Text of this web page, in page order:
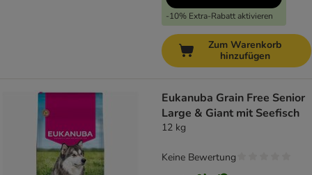
-10% Extra-Rabatt aktivieren
Zum Warenkorb
hinzufügen
Eukanuba Grain Free Senior
Large & Giant mit Seefisch
12 kg
Keine Bewertung